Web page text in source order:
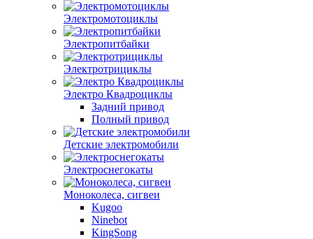
Электромотоциклы
Электропитбайки
Электротрициклы
Электро Квадроциклы
Задний привод
Полный привод
Детские электромобили
Электроснегокаты
Моноколеса, сигвеи
Kugoo
Ninebot
KingSong